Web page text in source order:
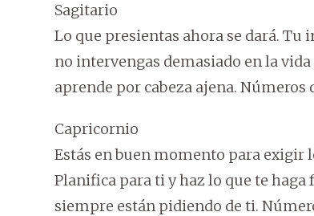
Sagitario
Lo que presientas ahora se dará. Tu
no intervengas demasiado en la
aprende por cabeza ajena. Números
Capricornio
Estás en buen momento para exigir
Planifica para ti y haz lo que te
siempre están pidiendo de ti.